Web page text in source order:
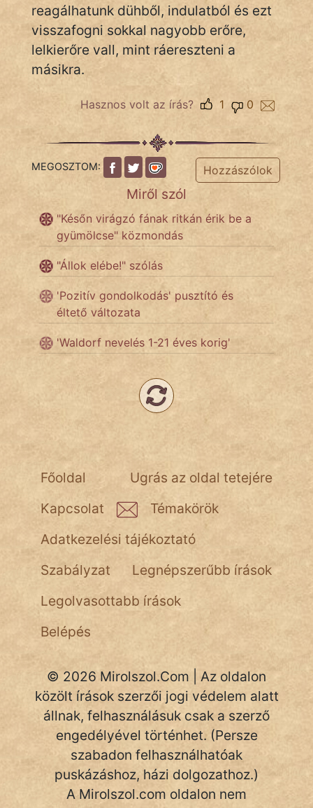
PSZICHO
ZENE
FILM
ÉLETMÓD
TÖRTÉNELEM
Népszerű szerzőink:
Jób Gedeon
pszichopati
szegény legény
szemfüles
reagálhatunk dühből, indulatból és ezt
visszafogni sokkal nagyobb erőre,
lelkierőre vall, mint ráereszteni a
másikra.
Hasznos volt az írás? 0
1
MEGOSZTOM: Hozzászólok
Miről szól
"Későn virágzó fának ritkán érik be a
gyümölcse" közmondás
"Állok elébe!" szólás
'Pozitív gondolkodás' pusztító és
éltető változata
'Waldorf nevelés 1-21 éves korig'
Ugrás az oldal tetejére
Főoldal
Kapcsolat
Témakörök
Adatkezelési tájékoztató
Szabályzat
Legnépszerűbb írások
Legolvasottabb írások
Belépés
© 2026 Mirolszol.Com | Az oldalon
közölt írások szerzői jogi védelem alatt
állnak, felhasználásuk csak a szerző
engedélyével történhet. (Persze
szabadon felhasználhatóak
puskázáshoz, házi dolgozathoz.)
A Mirolszol.com oldalon nem